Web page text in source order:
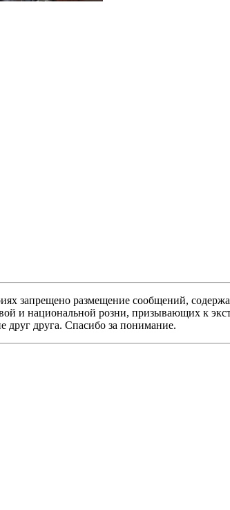
запрещено размещение сообщений,
и национальной розни, призывающих к
друг друга. Спасибо за понимание.